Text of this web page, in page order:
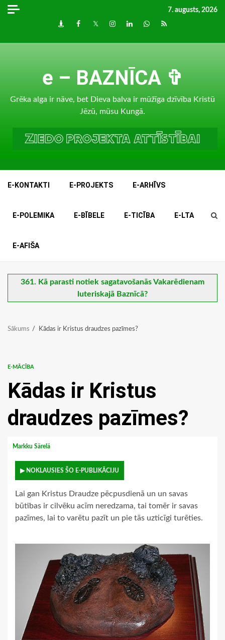
Skip
7. augusts, 2026
DraugiemFacebook
TwitterInstagram
LinkedInwhatsapp
RSS
e – BAZNĪCA ✞
Grēka alga ir nāve, bet Dieva balva ir mūžīga dzīvība Kristū
Jēzū, mūsu Kungā.
E-KONTAKTI E-PROJEKTS E-ARHĪVS
E-POLEMIKA E-BĪBELE E-TICĪBA E-LTA
E-AFIŠA
361. Kā parasti notiek sagatavošanās Vakarēdienam
luteriskajā Baznīcā?
Sākums Kādas ir Kristus draudzes pazīmes?
E-MĀCĪBA
Kādas ir Kristus
draudzes pazīmes?
Markku Särelä
▶ NOKLAUSIES ŠO E-PUBLIKĀCIJU
Lai gan Kristus Draudze pēcpusdienā un un savas
būtības ir cilvēku acīm neredzama, tai tomēr ir savas
pazīmes, lai to varētu pazīt un pie tās uzticīgi turēties.